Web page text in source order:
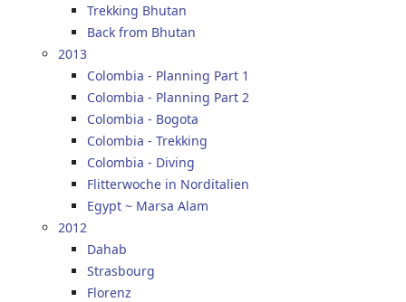
Trekking Bhutan
Back from Bhutan
2013
Colombia - Planning Part 1
Colombia - Planning Part 2
Colombia - Bogota
Colombia - Trekking
Colombia - Diving
Flitterwoche in Norditalien
Egypt ~ Marsa Alam
2012
Dahab
Strasbourg
Florenz